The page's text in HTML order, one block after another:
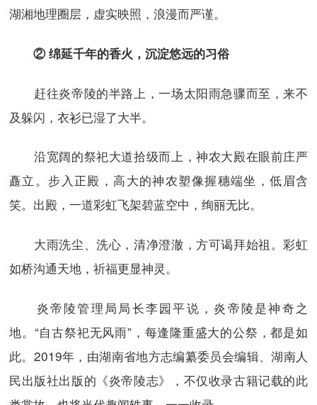
湖湘地理圈层，虚实映照，浪漫而严谨。
② 绵延千年的香火，沉淀悠远的习俗
赶往炎帝陵的半路上，一场太阳雨急骤而至，来不
及躲闪，衣衫已湿了大半。
沿宽阔的祭祀大道拾级而上，神农大殿在眼前庄严
矗立。步入正殿，高大的神农塑像握穗端坐，低眉含
笑。出殿，一道彩虹飞架碧蓝空中，绚丽无比。
大雨洗尘、洗心，清净澄澈，方可谒拜始祖。彩虹
如桥沟通天地，祈福更显神灵。
炎帝陵管理局局长李园平说，炎帝陵是神奇之
地。“自古祭祀无风雨”，每逢隆重盛大的公祭，都是如
此。2019年，由湖南省地方志编纂委员会编辑、湖南人
民出版社出版的《炎帝陵志》，不仅收录古籍记载的此